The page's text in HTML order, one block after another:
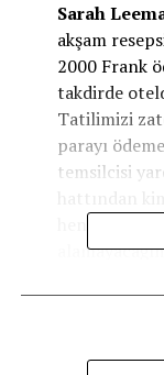
Sarah
akşam
2000 Frank
takdirde
Tatilimizi
parayı
temsilcisi
henüz iflas
uçuşumuz
şeye rağmen